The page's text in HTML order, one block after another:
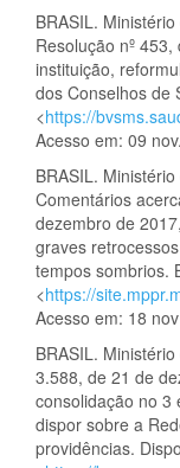
BRASIL.
Resolução nº
instituição,
dos Conselhos de
<https://
Acesso em: 09
BRASIL.
Comentários
dezembro de
graves
tempos sombrios.
<https://
Acesso em: 18
BRASIL.
3.588, de 21 de
consolidação no 3
dispor sobre a
providências.